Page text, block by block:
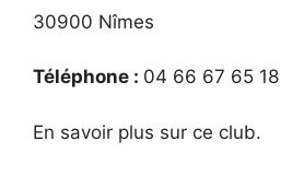
30900 Nîmes
Téléphone : 04 66 67 65 18
En savoir plus sur ce club.